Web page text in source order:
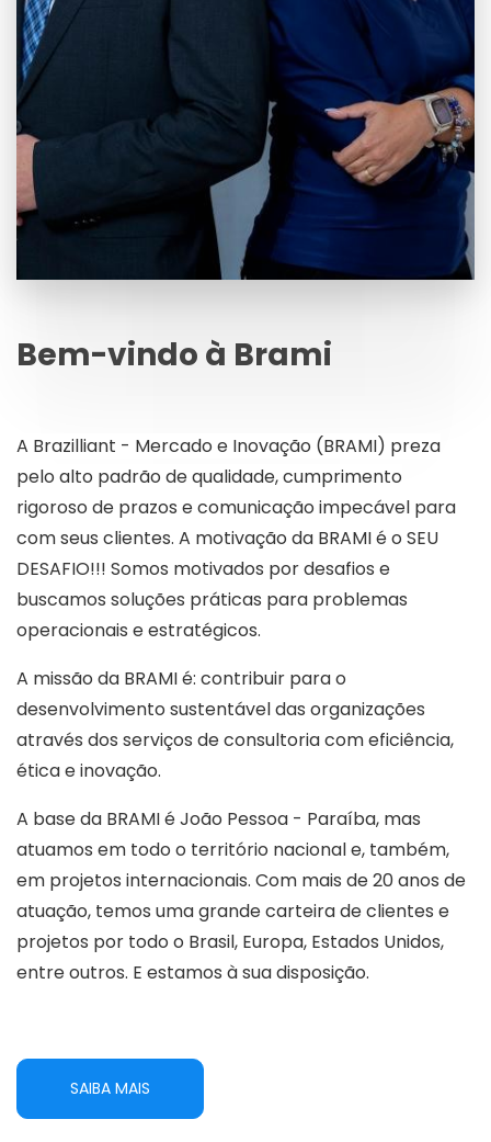
Bem-vindo à Brami
A Brazilliant - Mercado e Inovação (BRAMI) preza
pelo alto padrão de qualidade, cumprimento
rigoroso de prazos e comunicação impecável para
com seus clientes. A motivação da BRAMI é o SEU
DESAFIO!!! Somos motivados por desafios e
buscamos soluções práticas para problemas
operacionais e estratégicos.
A missão da BRAMI é: contribuir para o
desenvolvimento sustentável das organizações
através dos serviços de consultoria com eficiência,
ética e inovação.
A base da BRAMI é João Pessoa - Paraíba, mas
atuamos em todo o território nacional e, também,
em projetos internacionais. Com mais de 20 anos de
atuação, temos uma grande carteira de clientes e
projetos por todo o Brasil, Europa, Estados Unidos,
entre outros. E estamos à sua disposição.
SAIBA MAIS